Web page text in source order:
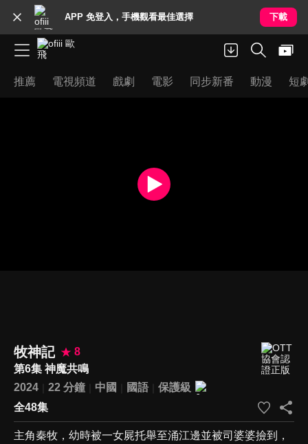
APP 免登入，手機觀看最佳選擇 下載
推薦 電視頻道 戲劇 電影 同步新番 動漫 短
牧神記
8
第6集 神魔共鳴
2024
22 分鐘 中國 國語
保護級
全48集
主角秦牧，幼時被一女屍托舉至涌江邊並被司婆婆撿到，